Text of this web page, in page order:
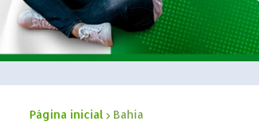
Página inicial Bahia